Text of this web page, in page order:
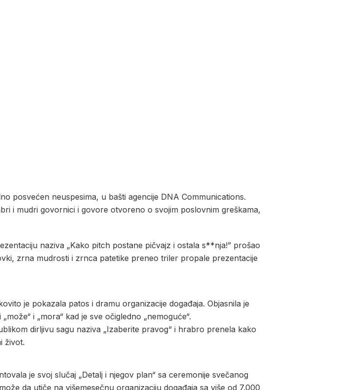
posvećen neuspesima, u bašti agencije DNA Communications.
i mudri govornici i govore otvoreno o svojim poslovnim greškama,
naziva „Kako pitch postane pičvajz i ostala s**nja!” prošao
zrna mudrosti i zrnca patetike preneo triler propale prezentacije
je pokazala patos i dramu organizacije događaja. Objasnila je
i „mora“ kad je sve očigledno „nemoguće“.
dirljivu sagu naziva „Izaberite pravog“ i hrabro prenela kako
život.
je svoj slučaj „Detalj i njegov plan“ sa ceremonije svečanog
da utiče na višemesečnu organizaciju događaja sa više od 7.000